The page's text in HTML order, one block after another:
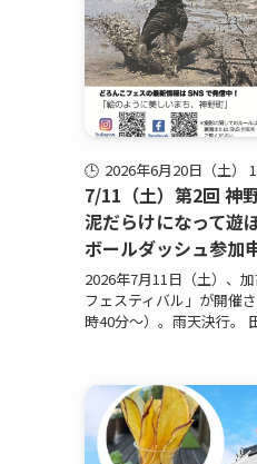
2026年6月20日（土）
7/11（土）第2回 神
泥だらけになって遊
ボールダッシュ参加
2026年7月11日（土）、
フェスティバル」が開催
時40分〜）。雨天決行。